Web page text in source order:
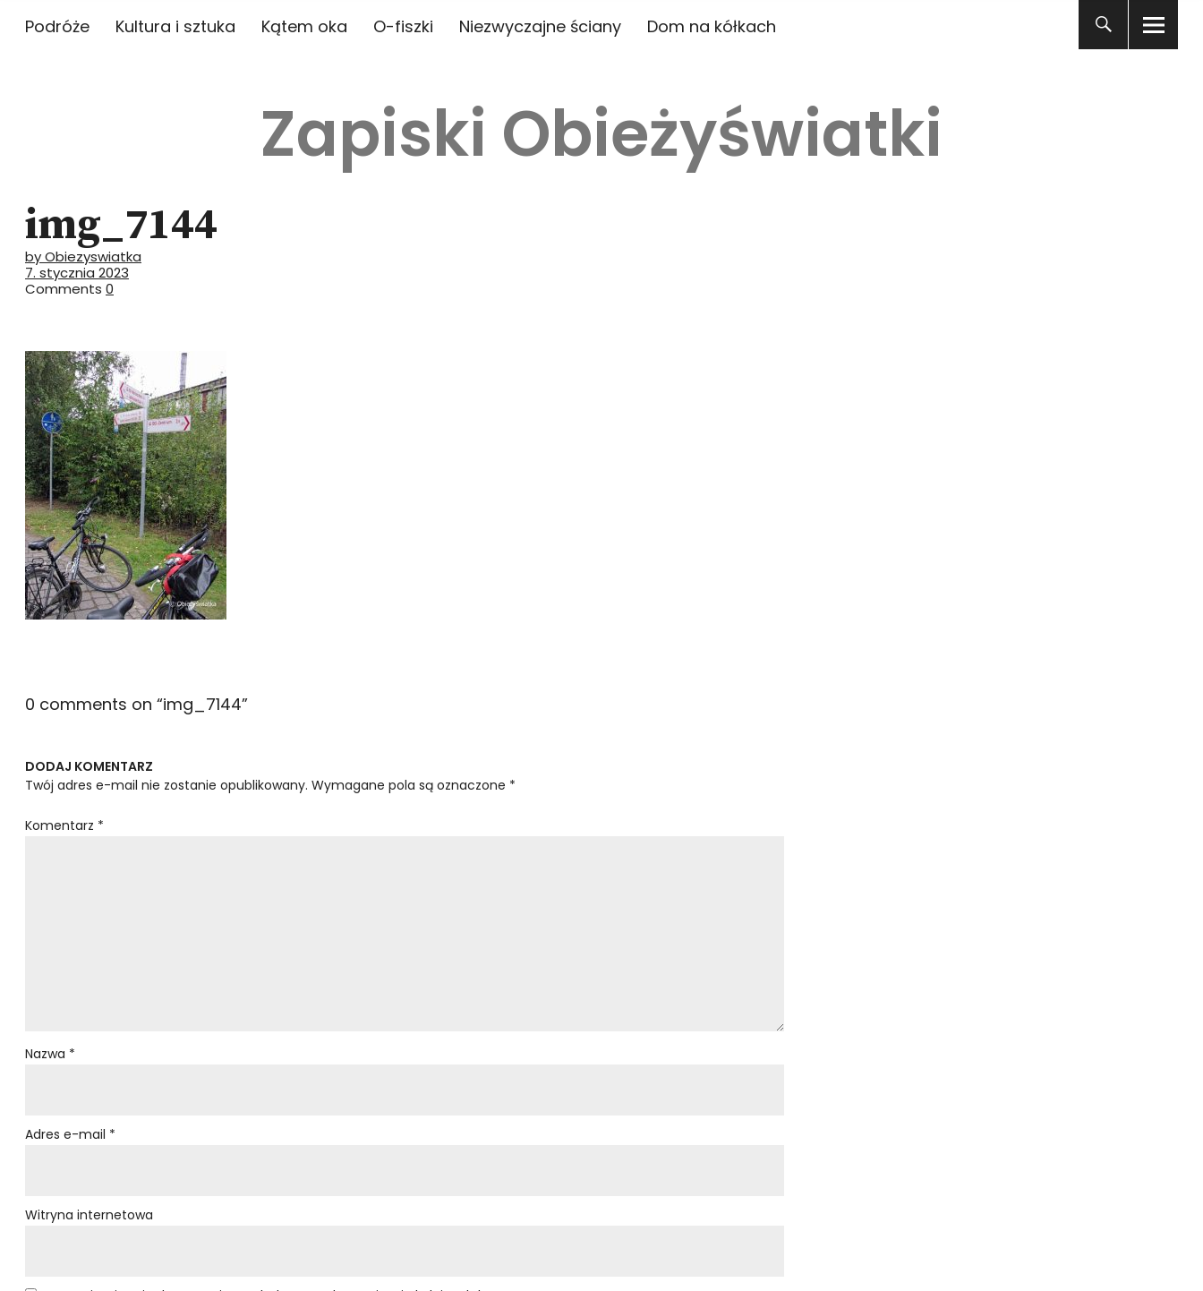
Podróże Kultura i sztuka Kątem oka O-fiszki Niezwyczajne ściany Dom na kółkach
Zapiski Obieżyświatki
img_7144
by Obiezyswiatka
7. stycznia 2023
Comments 0
0 comments on “img_7144”
DODAJ KOMENTARZ
Twój adres e-mail nie zostanie opublikowany. Wymagane pola są oznaczone *
Komentarz *
Nazwa *
Adres e-mail *
Witryna internetowa